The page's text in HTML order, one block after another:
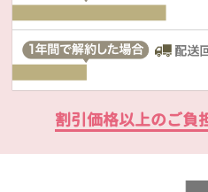
割引価格以上のご負